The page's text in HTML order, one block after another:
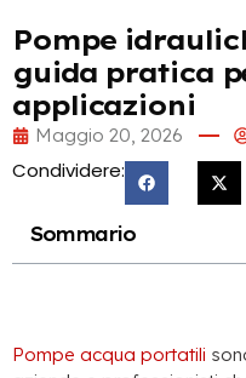
Pompe
guida pratica
applicazioni
Maggio 20, 2026
Condividere:
Sommario
Pompe acqua portatili